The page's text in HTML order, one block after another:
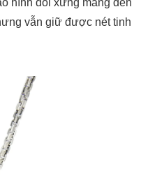
hình đối xứng mang đến
vẫn giữ được nét tinh